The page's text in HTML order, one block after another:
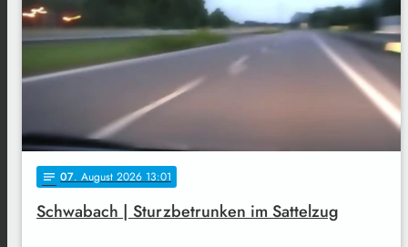
notes 07. August 2026 13:01
Schwabach | Sturzbetrunken im Sattelzug